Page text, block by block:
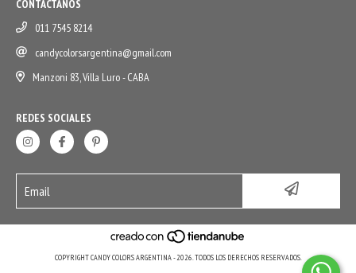
CONTACTANOS
011 7545 8214
candycolorsargentina@gmail.com
Manzoni 83, Villa Luro - CABA
REDES SOCIALES
COPYRIGHT CANDY COLORS ARGENTINA - 2026. TODOS LOS DERECHOS RESERVADOS.